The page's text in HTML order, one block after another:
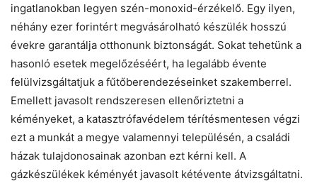
ingatlanokban legyen szén-monoxid-érzékelő. Egy ilyen,
néhány ezer forintért megvásárolható készülék hosszú
évekre garantálja otthonunk biztonságát. Sokat tehetünk a
hasonló esetek megelőzéséért, ha legalább évente
felülvizsgáltatjuk a fűtőberendezéseinket szakemberrel.
Emellett javasolt rendszeresen ellenőriztetni a
kéményeket, a katasztrófavédelem térítésmentesen végzi
ezt a munkát a megye valamennyi településén, a családi
házak tulajdonosainak azonban ezt kérni kell. A
gázkészülékek kéményét javasolt kétévente átvizsgáltatni.